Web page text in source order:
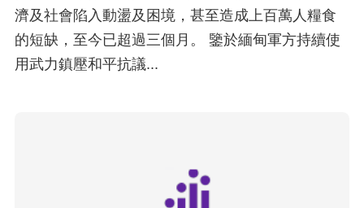
濟及社會陷入動盪及困境，甚至造成上百萬人糧食
的短缺，至今已超過三個月。 鑒於緬甸軍方持續使
用武力鎮壓和平抗議...